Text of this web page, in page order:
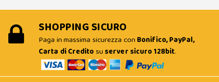
SHOPPING SICURO
Paga in massima sicurezza con Bonifico, PayPal,
Carta di Creditosu server sicuro 128bit.